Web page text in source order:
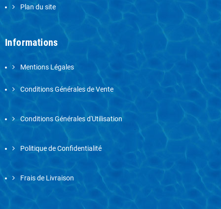
Plan du site
Informations
Mentions Légales
Conditions Générales de Vente
Conditions Générales d'Utilisation
Politique de Confidentialité
Frais de Livraison